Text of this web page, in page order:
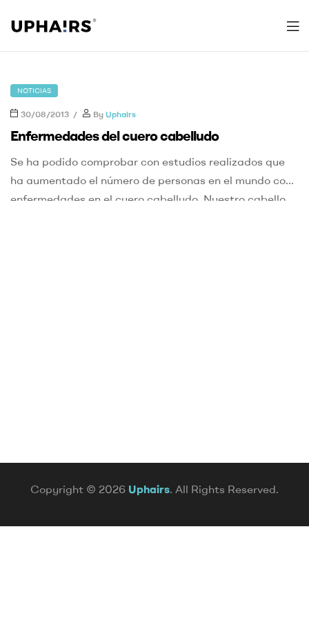
Uphairs
NOTICIAS
30/08/2013 By Uphairs
Enfermedades del cuero cabelludo
Se ha podido comprobar con estudios realizados que
ha aumentado el número de personas en el mundo con
enfermedades en el cuero cabelludo. Nuestro cabello
Copyright © 2026 Uphairs. All Rights Reserved.